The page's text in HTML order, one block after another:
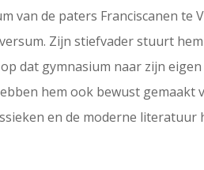
van de paters Franciscanen te
Zijn stiefvader stuurt
dat gymnasium naar zijn
hem ook bewust gemaakt
en de moderne literatuur